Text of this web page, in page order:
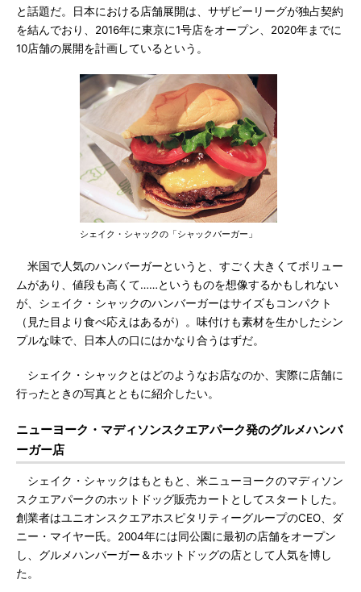
と話題だ。日本における店舗展開は、サザビーリーグが独占契約
を結んでおり、2016年に東京に1号店をオープン、2020年までに
10店舗の展開を計画しているという。
シェイク・シャックの「シャックバーガー」
米国で人気のハンバーガーというと、すごく大きくてボリュー
ムがあり、値段も高くて……というものを想像するかもしれない
が、シェイク・シャックのハンバーガーはサイズもコンパクト
（見た目より食べ応えはあるが）。味付けも素材を生かしたシン
プルな味で、日本人の口にはかなり合うはずだ。
シェイク・シャックとはどのようなお店なのか、実際に店舗に
行ったときの写真とともに紹介したい。
ニューヨーク・マディソンスクエアパーク発のグルメハンバ
ーガー店
シェイク・シャックはもともと、米ニューヨークのマディソン
スクエアパークのホットドッグ販売カートとしてスタートした。
創業者はユニオンスクエアホスピタリティーグループのCEO、ダ
ニー・マイヤー氏。2004年には同公園に最初の店舗をオープン
し、グルメハンバーガー＆ホットドッグの店として人気を博し
た。